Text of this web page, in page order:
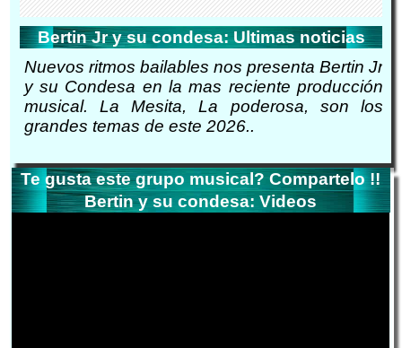
Bertin Jr y su condesa: Ultimas noticias
Nuevos ritmos bailables nos presenta Bertin Jr
y su Condesa en la mas reciente producción
musical. La Mesita, La poderosa, son los
grandes temas de este 2026..
Te gusta este grupo musical? Compartelo !!
Bertin y su condesa: Videos